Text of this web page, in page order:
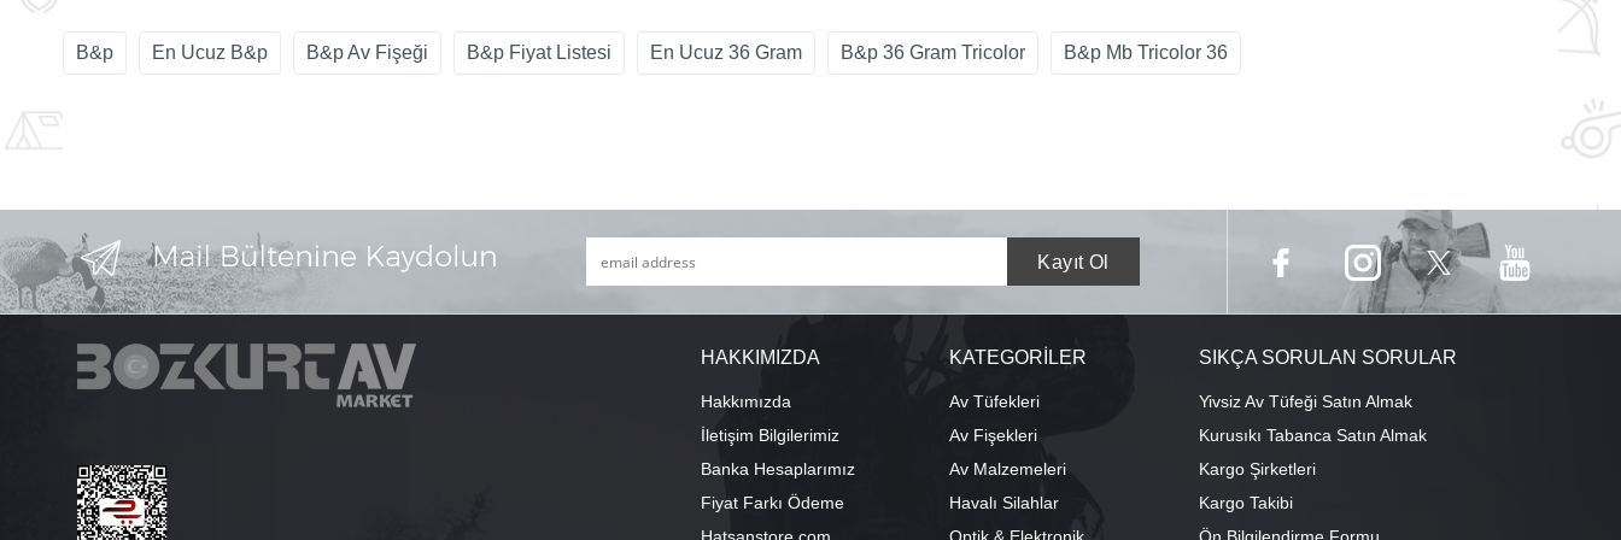
B&p En Ucuz B&p B&p Av Fişeği B&p Fiyat Listesi En Ucuz 36 Gram B&p 36 Gram Tricolor B&p Mb Tricolor 36
HAKKIMIZDA
Hakkımızda
İletişim Bilgilerimiz
Banka Hesaplarımız
Fiyat Farkı Ödeme
KATEGORİLER
Av Tüfekleri
Av Fişekleri
Av Malzemeleri
Havalı Silahlar
SIKÇA SORULAN SORULAR
Yivsiz Av Tüfeği Satın Almak
Kurusıkı Tabanca Satın Almak
Kargo Şirketleri
Kargo Takibi